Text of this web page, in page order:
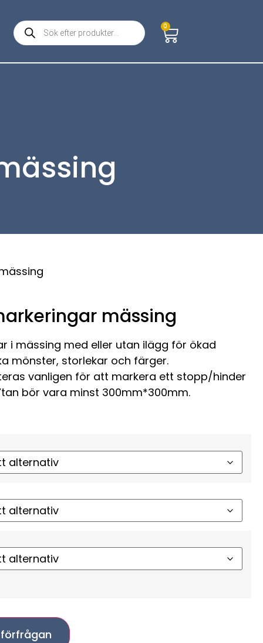
0
mässing
i mässing med eller utan ilägg för ökad
mönster, storlekar och färger.
vanligen för att markera ett stopp/hinder
bör vara minst 300mm*300mm.